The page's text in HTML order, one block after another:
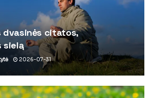
dvasinės citatos,
sielą
2026-07-31